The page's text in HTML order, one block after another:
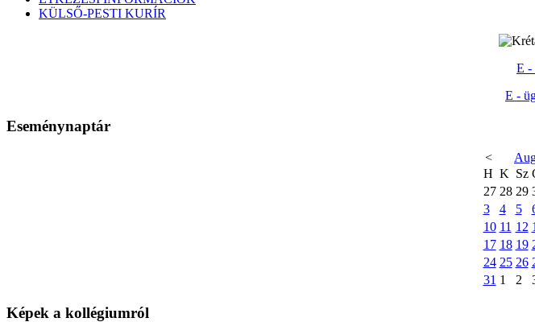
KÜLSŐ-PESTI KURÍR
E -
E -
Eseménynaptár
<
H K Sz
27 28 29
3
4 5
10 11 12
17 18 19
24 25 26
31 1 2
Képek a kollégiumról